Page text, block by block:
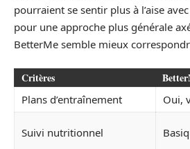
pourraient se sentir plus à l’aise
pour une approche plus générale
BetterMe semble mieux
Critères
Plans d’entraînement Oui,
Suivi nutritionnel